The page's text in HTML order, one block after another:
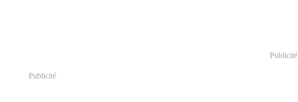
Publicité
Publicité